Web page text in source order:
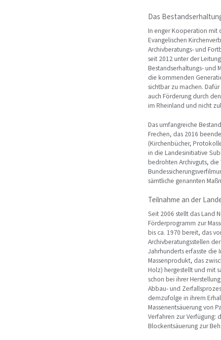
Das
In enger Kooperation mit
Evangelischen
Archivberatungs- und
seit 2012 unter der
Bestandserhaltungs- und
die kommenden
sichtbar zu machen.
auch Förderung durch
im Rheinland und nicht
Das umfangreiche
Frechen, das 2016
(Kirchenbücher,
in die Landesinitiative
bedrohten Archivguts,
sämtliche genannten
Teilnahme an der
Seit 2006 stellt das Land
Förderprogramm zur
bis ca. 1970 bereit, das
Archivberatungsstellen
Jahrhunderts erfasste die
Massenprodukt, das
Holz) hergestellt und mit
schon bei ihrer
Abbau- und
demzufolge in ihrem
Massenentsäuerung von
Verfahren zur Verfügung:
Blockentsäuerung zur